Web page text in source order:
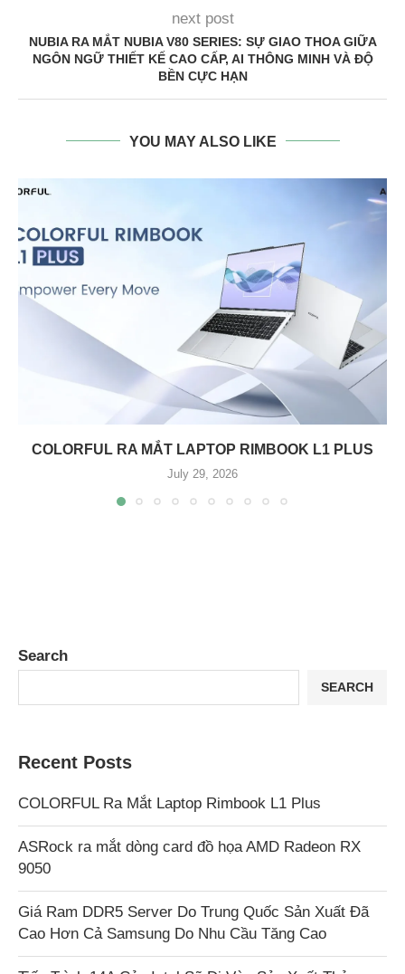
next post
NUBIA RA MẮT NUBIA V80 SERIES: SỰ GIAO THOA GIỮA
NGÔN NGỮ THIẾT KẾ CAO CẤP, AI THÔNG MINH VÀ ĐỘ
BỀN CỰC HẠN
YOU MAY ALSO LIKE
COLORFUL RA MẮT LAPTOP RIMBOOK L1 PLUS
July 29, 2026
Search
SEARCH
Recent Posts
COLORFUL Ra Mắt Laptop Rimbook L1 Plus
ASRock ra mắt dòng card đồ họa AMD Radeon RX
9050
Giá Ram DDR5 Server Do Trung Quốc Sản Xuất Đã
Cao Hơn Cả Samsung Do Nhu Cầu Tăng Cao